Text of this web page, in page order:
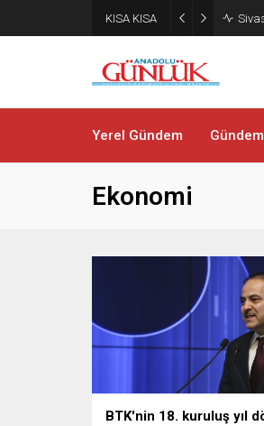
KISA KISA
Yerel Gündem Gündem
Ekonomi
BTK'nin 18. kuruluş yıl